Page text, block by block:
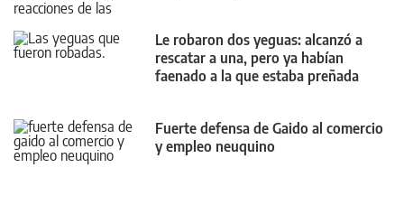
Le robaron dos yeguas: alcanzó a
rescatar a una, pero ya habían
faenado a la que estaba preñada
Fuerte defensa de Gaido al comercio
y empleo neuquino